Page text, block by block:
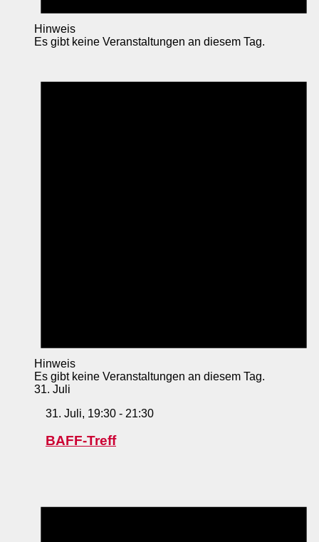
Hinweis
Es gibt keine Veranstaltungen an diesem Tag.
Hinweis
Es gibt keine Veranstaltungen an diesem Tag.
31. Juli
31. Juli, 19:30 - 21:30
BAFF-Treff